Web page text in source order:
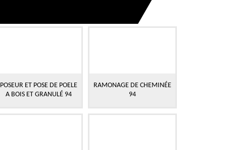
POSEUR ET POSE DE POELE
A BOIS ET GRANULÉ 94
RAMONAGE DE CHEMINÉE
94